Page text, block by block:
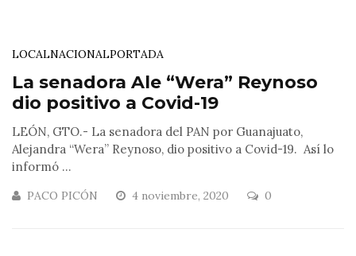
LOCALNACIONALPORTADA
La senadora Ale “Wera” Reynoso
dio positivo a Covid-19
LEÓN, GTO.- La senadora del PAN por Guanajuato,
Alejandra “Wera” Reynoso, dio positivo a Covid-19. Así lo
informó ...
PACO PICÓN 4 noviembre, 2020 0